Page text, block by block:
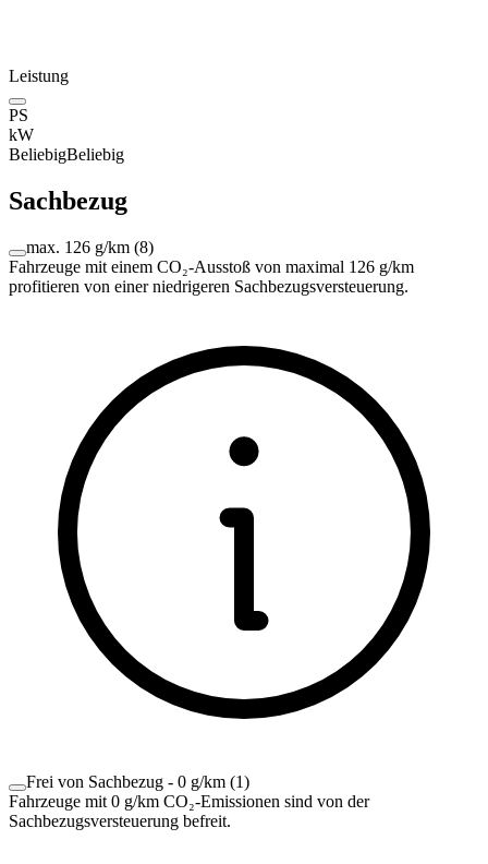
Leistung
PS
kW
BeliebigBeliebig
Sachbezug
max. 126 g/km (8)
Fahrzeuge mit einem CO₂-Ausstoß von maximal 126 g/km
profitieren von einer niedrigeren Sachbezugsversteuerung.
Frei von Sachbezug - 0 g/km (1)
Fahrzeuge mit 0 g/km CO₂-Emissionen sind von der
Sachbezugsversteuerung befreit.